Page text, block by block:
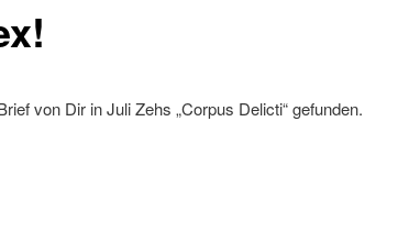
von Dir in Juli Zehs „Corpus Delicti“ gefunden.